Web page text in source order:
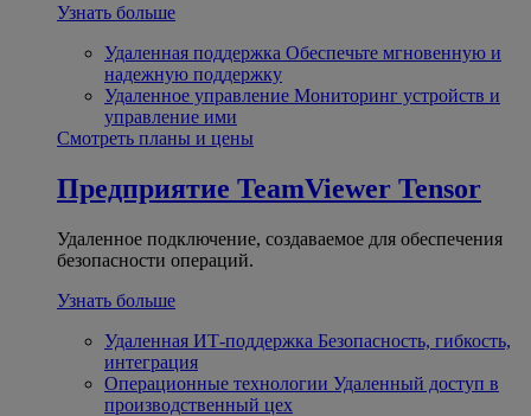
Узнать больше
Удаленная поддержка Обеспечьте мгновенную и
надежную поддержку
Удаленное управление Мониторинг устройств и
управление ими
Смотреть планы и цены
Предприятие TeamViewer Tensor
Удаленное подключение, создаваемое для обеспечения
безопасности операций.
Узнать больше
Удаленная ИТ-поддержка Безопасность, гибкость,
интеграция
Операционные технологии Удаленный доступ в
производственный цех